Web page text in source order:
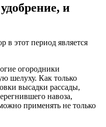
и
в этот период является
огородники
шелуху. Как только
высадки рассады,
навоза,
применять не только